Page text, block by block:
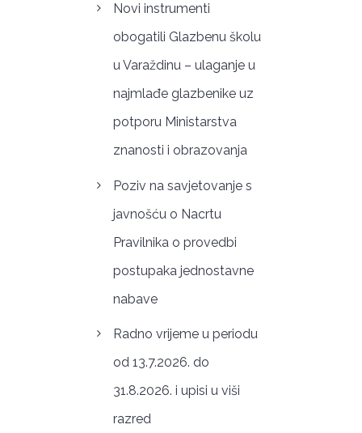
Novi instrumenti
obogatili Glazbenu školu
u Varaždinu – ulaganje u
najmlađe glazbenike uz
potporu Ministarstva
znanosti i obrazovanja
Poziv na savjetovanje s
javnošću o Nacrtu
Pravilnika o provedbi
postupaka jednostavne
nabave
Radno vrijeme u periodu
od 13.7.2026. do
31.8.2026. i upisi u viši
razred